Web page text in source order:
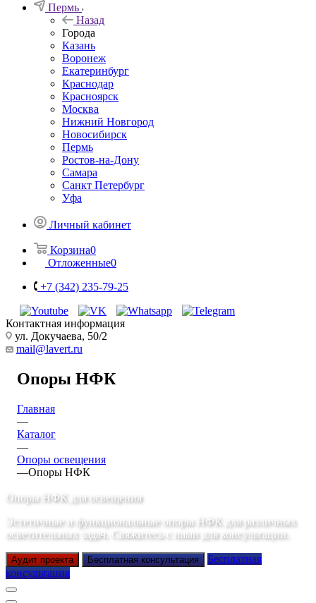
Пермь
Назад
Города
Казань
Воронеж
Екатеринбург
Краснодар
Красноярск
Москва
Нижний Новгород
Новосибирск
Пермь
Ростов-на-Дону
Самара
Санкт Петербург
Уфа
Личный кабинет
Корзина0
Отложенные0
+7 (342) 235-79-25
Контактная информация
ул. Докучаева, 50/2
mail@lavert.ru
Опоры НФК
Главная
—
Каталог
—
Опоры освещения
—Опоры НФК
Опоры НФК для освещения
Эстетичные и функциональные опоры НФК для различных
осветительных задач. Свяжитесь с нами для консультации.
Аудит проекта Бесплатная консультация
Бесплатная
консультация